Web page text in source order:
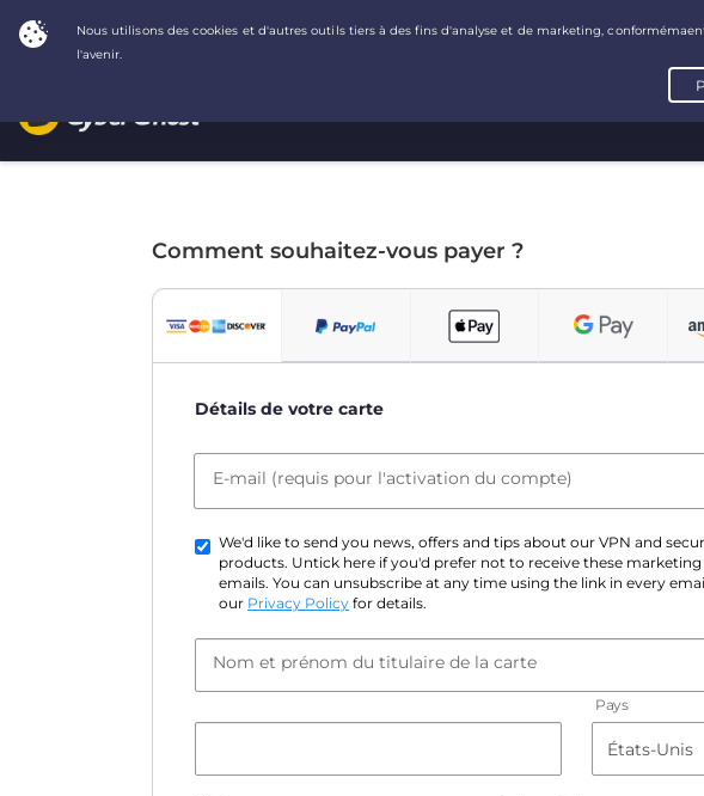
Comment souhaitez-vous payer ?
Détails de votre carte
E-mail (requis pour l'activation du compte)
We'd like to send you news, offers and tips about our VPN and
products. Untick here if you'd prefer not to receive these marketing
emails. You can unsubscribe at any time using the link in every
our Privacy Policy for details.
Nom et prénom du titulaire de la carte
Pays